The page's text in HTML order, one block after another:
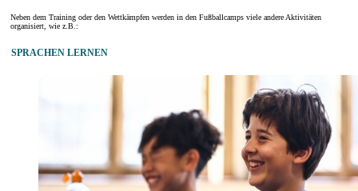
Neben dem Training oder den Wettkämpfen werden in den Fußballcamps viele andere Aktivitäten
organisiert, wie z.B.:
SPRACHEN LERNEN